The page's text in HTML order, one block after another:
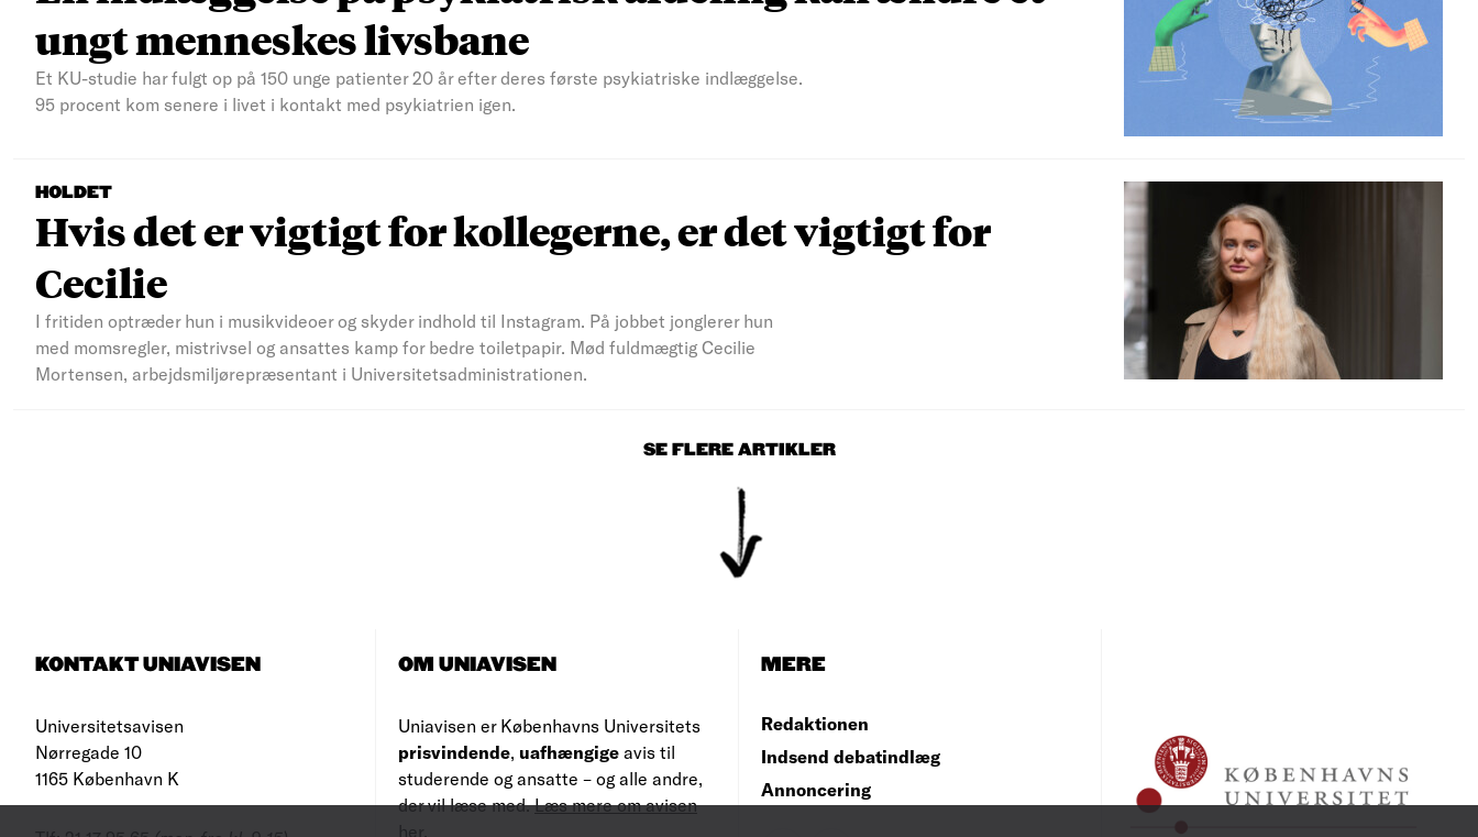
ungt menneskes livsbane
Et KU-studie har fulgt op på 150 unge patienter 20 år efter deres første psykiatriske indlæggelse.
95 procent kom senere i livet i kontakt med psykiatrien igen.
HOLDET
Hvis det er vigtigt for kollegerne, er det vigtigt for
Cecilie
I fritiden optræder hun i musikvideoer og skyder indhold til Instagram. På jobbet jonglerer hun
med momsregler, mistrivsel og ansattes kamp for bedre toiletpapir. Mød fuldmægtig Cecilie
Mortensen, arbejdsmiljørepræsentant i Universitetsadministrationen.
SE FLERE ARTIKLER
KONTAKT UNIAVISEN
Universitetsavisen
Nørregade 10
1165 København K
OM UNIAVISEN
Uniavisen er Københavns Universitets
prisvindende, uafhængige avis til
studerende og ansatte – og alle andre,
der vil læse med.Læs mere om avisen
her
MERE
Redaktionen
Indsend debatindlæg
Annoncering